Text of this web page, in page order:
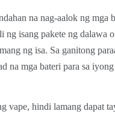
na nag-aalok ng mga
isang pakete ng dalawa
ng isa. Sa ganitong
na mga bateri para sa iyong
vape, hindi lamang dapat